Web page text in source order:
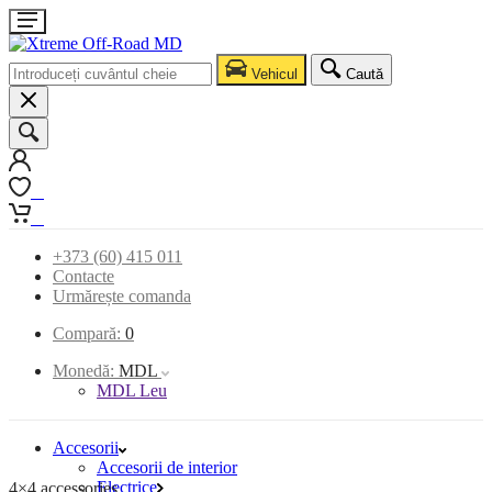
Vehicul Caută
+373 (60) 415 011
Contacte
Urmărește comanda
Compară: 0
Monedă: MDL
MDL Leu
Accesorii
Accesorii de interior
Electrice
4×4 accessories